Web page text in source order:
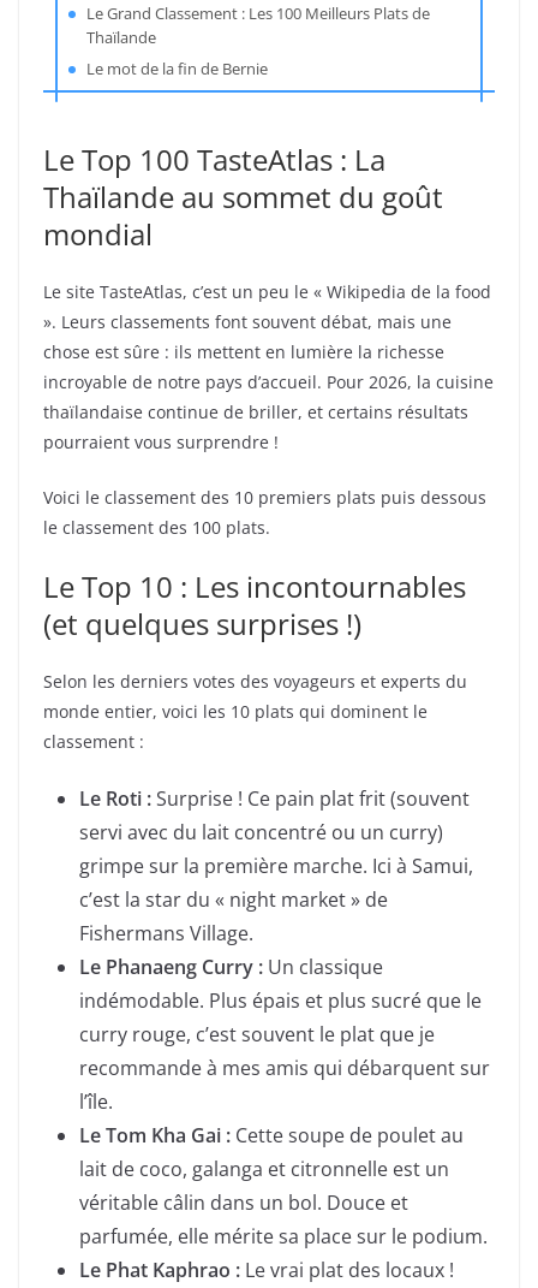
Le Grand Classement : Les 100 Meilleurs Plats de
Thaïlande
Le mot de la fin de Bernie
Le Top 100 TasteAtlas : La
Thaïlande au sommet du goût
mondial
Le site TasteAtlas, c’est un peu le « Wikipedia de la food
». Leurs classements font souvent débat, mais une
chose est sûre : ils mettent en lumière la richesse
incroyable de notre pays d’accueil. Pour 2026, la cuisine
thaïlandaise continue de briller, et certains résultats
pourraient vous surprendre !
Voici le classement des 10 premiers plats puis dessous
le classement des 100 plats.
Le Top 10 : Les incontournables
(et quelques surprises !)
Selon les derniers votes des voyageurs et experts du
monde entier, voici les 10 plats qui dominent le
classement :
Le Roti :Surprise ! Ce pain plat frit (souvent
servi avec du lait concentré ou un curry)
grimpe sur la première marche. Ici à Samui,
c’est la star du « night market » de
Fishermans Village.
Le Phanaeng Curry : Un classique
indémodable. Plus épais et plus sucré que le
curry rouge, c’est souvent le plat que je
recommande à mes amis qui débarquent sur
l’île.
Le Tom Kha Gai : Cette soupe de poulet au
lait de coco, galanga et citronnelle est un
véritable câlin dans un bol. Douce et
parfumée, elle mérite sa place sur le podium.
Le Phat Kaphrao : Le vrai plat des locaux !